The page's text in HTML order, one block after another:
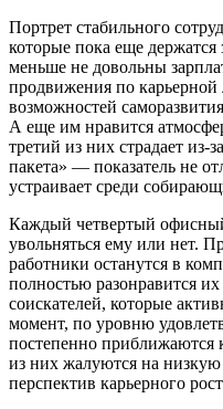
Портрет стабильного
которые пока еще держатся
меньше не довольны
продвижения по
возможностей
А еще им нравится
третий из них страдает из-
пакета» — показатель не
устраивает среди
Каждый четвертый
увольняться ему или нет.
работники останутся в
полностью разонравится
соискателей, которые
момент, по уровню
постепенно приближаются
из них жалуются на низкую
перспектив карьерного